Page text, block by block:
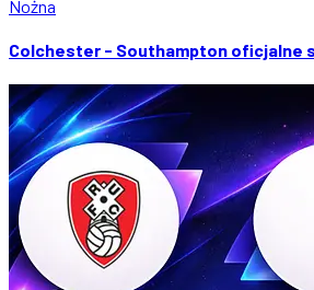
Nożna
Colchester - Southampton oficjalne